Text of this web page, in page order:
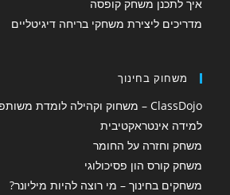
איך לתכנן משחק קופסה
מדריכים ליצירת משחקי בריחה דיגיטליים
משחוק בחינוך
ClassDojo – משחוק וקהילה לומדת משותפת
למידה אינטראקטיבית
משחק וחזרה על החומר
משחק קורס הון פסיכולוגי
משחקים בחינוך – מי רוצה להיות מיליונר?